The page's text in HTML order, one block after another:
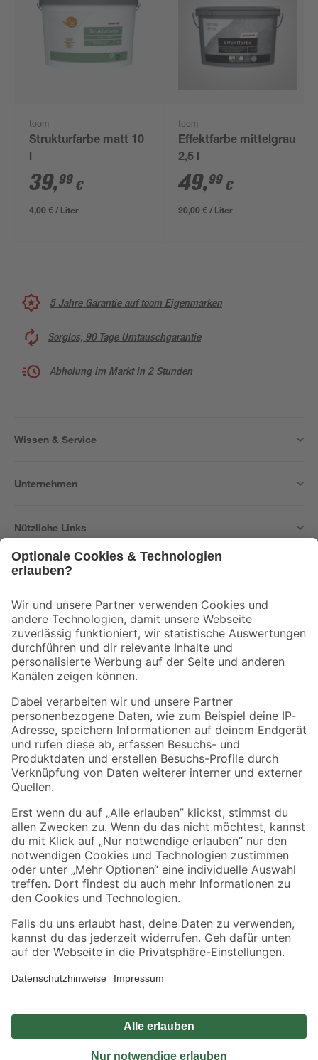
toom
Strukturfarbe matt 10
l
39,99 €
4,00 € / Liter
toom
Effektfarbe mittelgrau
2,5 l
49,99 €
20,00 € / Liter
5 Jahre Garantie auf toom Eigenmarken
Sorglos, 90 Tage Umtauschgarantie
Abholung im Markt in 2 Stunden
Wissen & Service
Unternehmen
Nützliche Links
Der toom Newsletter: Keine Angebote und Aktionen mehr verpassen!
Zur Newsletter Anmeldung
Folge uns
Zahlungsarten Versandarten
Sicher einkaufen
Jetzt die toom-App herunterladen
Alle Preisangaben in EUR inkl. gesetzl. MwSt.. Die dargestellten Angebote sind unter
Umständen nicht in allen Märkten verfügbar. Die angegebenen Verfügbarkeiten beziehen
Produkte nur solange der Vorrat reicht.
*Paketversand ab 59 € versandkostenfrei, gilt nicht für Artikel mit Speditionsversand, hier
Privatsphäre Impressum
Nutzungsbedingungen
Widerrufsrecht
Vertrag widerrufen